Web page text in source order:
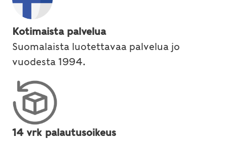
Kotimaista palvelua
Suomalaista luotettavaa palvelua jo
vuodesta 1994.
14 vrk palautusoikeus